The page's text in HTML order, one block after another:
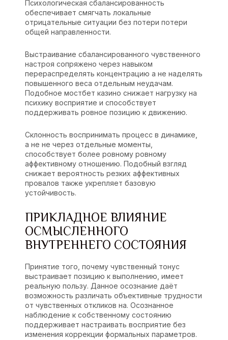
Психологическая сбалансированность
обеспечивает смягчать локальные
отрицательные ситуации без потери потери
общей направленности.
Выстраивание сбалансированного чувственного
настроя сопряжено через навыком
перераспределять концентрацию а не наделять
повышенного веса отдельным неудачам.
Подобное мостбет казино снижает нагрузку на
психику восприятие и способствует
поддерживать ровное позицию к движению.
Склонность воспринимать процесс в динамике,
а не не через отдельные моменты,
способствует более ровному ровному
аффективному отношению. Подобный взгляд
снижает вероятность резких аффективных
провалов также укрепляет базовую
устойчивость.
ПРИКЛАДНОЕ ВЛИЯНИЕ
ОСМЫСЛЕННОГО
ВНУТРЕННЕГО СОСТОЯНИЯ
Принятие того, почему чувственный тонус
выстраивает позицию к выполнению, имеет
реальную пользу. Данное осознание даёт
возможность различать объективные трудности
от чувственных откликов на. Осознанное
наблюдение к собственному состоянию
поддерживает настраивать восприятие без
изменения коррекции формальных параметров.